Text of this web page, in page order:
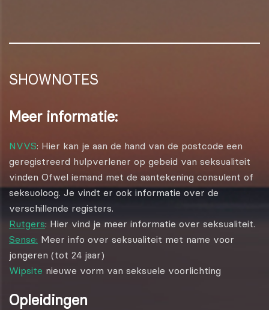
SHOWNOTES
Meer informatie:
NVVS: Hier kan je aan de hand van de postcode een
geregistreerd hulpverlener op gebeid van seksualiteit
vinden Ofwel iemand met de aantekening consulent of
seksuoloog. Je vindt er ook informatie over de
verschillende registers.
Rutgers: Hier vind je meer informatie over seksualiteit.
Sense: Meer info over seksualiteit met name voor
jongeren (tot 24 jaar)
Wipsite nieuwe vorm van seksuele voorlichting
Opleidingen